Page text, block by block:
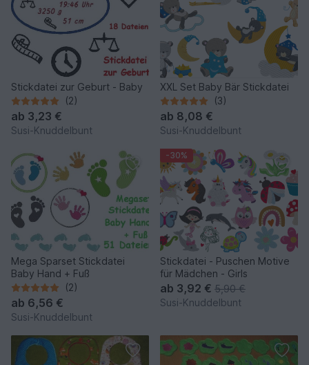
Stickdatei zur Geburt - Baby
(2)
ab 3,23 €
Susi-Knuddelbunt
XXL Set Baby Bär Stickdatei
(3)
ab 8,08 €
Susi-Knuddelbunt
Mega Sparset Stickdatei
Baby Hand + Fuß
(2)
ab 6,56 €
Susi-Knuddelbunt
-30%
Stickdatei - Puschen Motive
für Mädchen - Girls
ab 3,92 € 5,90 €
Susi-Knuddelbunt